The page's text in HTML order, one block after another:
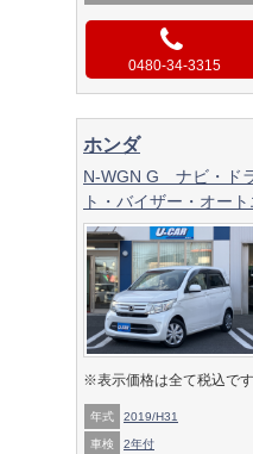
0480-34-3315
ホンダ
N-WGN G ナビ・ド
ト・バイザー・オー
電動格納ミラー・ブル
※表示価格は全て税込です
年式 2019/H31
車検 2年付